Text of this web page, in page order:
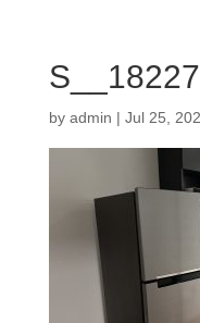
byadmin | Jul 25,